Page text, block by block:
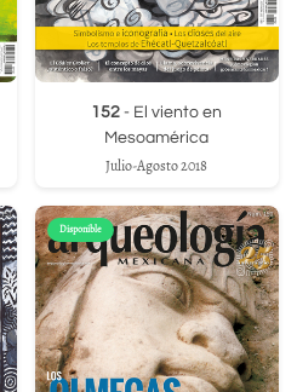
152 - El viento en
Mesoamérica
Julio-Agosto 2018
Disponible